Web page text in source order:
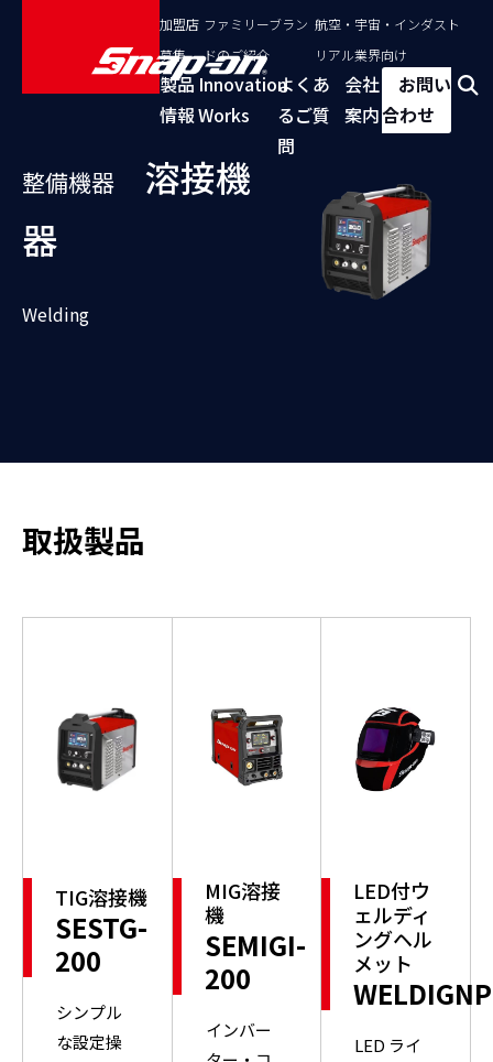
加盟店
募集
ファミリーブラン
ドのご紹介
航空・宇宙・インダスト
リアル業界向け
製品
情報
Innovation
Works
よくあ
るご質
問
会社
案内
お問い
合わせ
整備機器
溶接機
器
Welding
取扱製品
TIG溶接機
SESTG-
200
シンプル
な設定操
MIG溶接
機
SEMIGI-
200
インバー
LED付ウ
ェルディ
ングヘル
メット
LED ライ